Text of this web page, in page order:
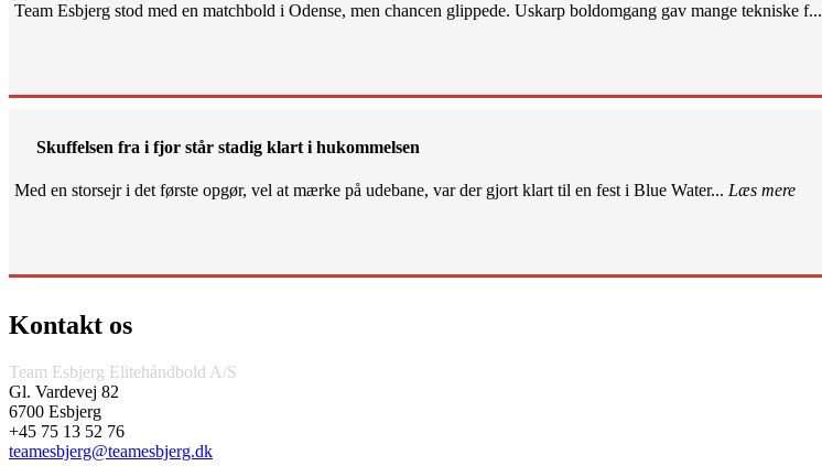
Team Esbjerg stod med en matchbold i Odense, men chancen glippede. Uskarp boldomgang gav mange tekniske f...
Skuffelsen fra i fjor står stadig klart i hukommelsen
Med en storsejr i det første opgør, vel at mærke på udebane, var der gjort klart til en fest i Blue Water... Læs mere
Kontakt os
Team Esbjerg Elitehåndbold A/S
Gl. Vardevej 82
6700 Esbjerg
+45 75 13 52 76
teamesbjerg@teamesbjerg.dk